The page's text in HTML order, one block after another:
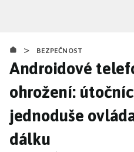
obsahu
> BEZPEČNOST
Androidové
ohrožení:
jednoduše
dálku